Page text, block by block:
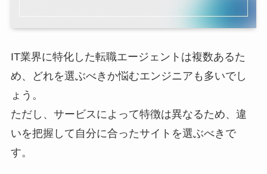
IT業界に特化した転職エージェントは複数あるた
め、どれを選ぶべきか悩むエンジニアも多いでし
ょう。
ただし、サービスによって特徴は異なるため、違
いを把握して自分に合ったサイトを選ぶべきで
す。